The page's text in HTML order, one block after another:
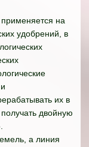
на
удобрений, в
их в
двойную
а линия